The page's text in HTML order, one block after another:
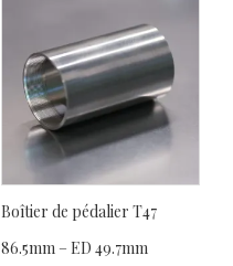
Boîtier de pédalier T47
86.5mm – ED 49.7mm